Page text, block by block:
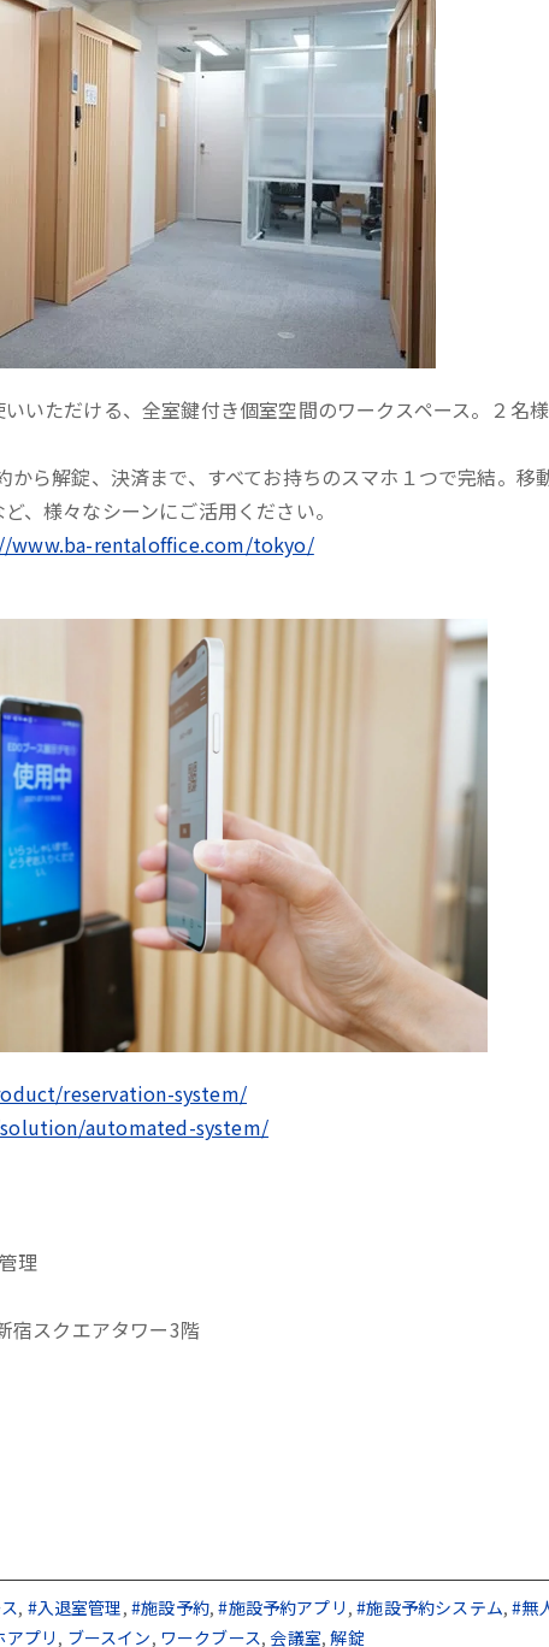
いただける、全室鍵付き個室空間のワークスペース。２名
ら解錠、決済まで、すべてお持ちのスマホ１つで完結。移
、様々なシーンにご活用ください。
www.ba-rentaloffice.com/tokyo/
reservation-system/
automated-system/
理
スクエアタワー3階
, #入退室管理,#施設予約,#施設予約アプリ ,#施設予約システム,#無
アプリ , ブースイン, ワークブース,会議室,解錠